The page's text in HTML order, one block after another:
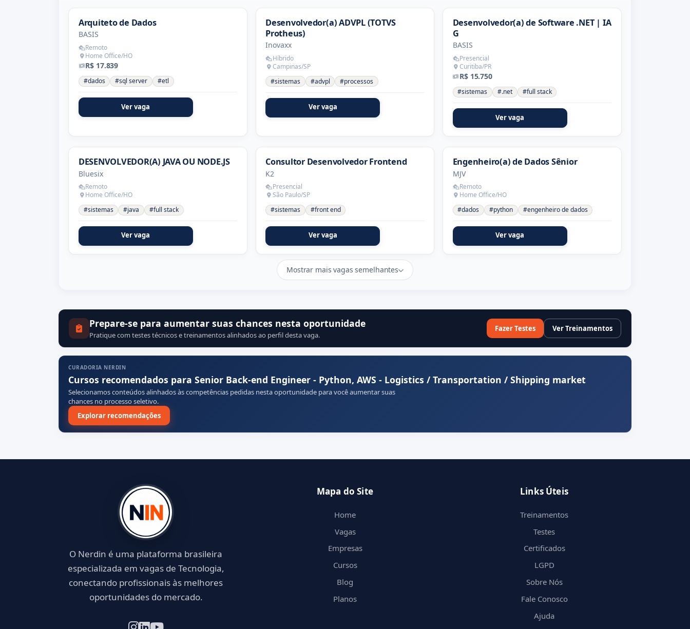
Arquiteto de Dados
BASIS
Remoto
Home Office/HO
R$ 17.839
#dados #sql server #etl
Ver vaga
Desenvolvedor(a) ADVPL (TOTVS
Protheus)
Inovaxx
Híbrido
Campinas/SP
#sistemas
#advpl #processos
Ver vaga
Desenvolvedor(a) de Software .NET | IA
G
BASIS
Presencial
Curitiba/PR
R$ 15.750
#sistemas #.net #full stack
Ver vaga
DESENVOLVEDOR(A) JAVA OU NODE.JS
Bluesix
Remoto
Home Office/HO
#sistemas
#java #full stack
Ver vaga
Consultor Desenvolvedor Frontend
K2
Presencial
São Paulo/SP
#sistemas
#front end
Ver vaga
Engenheiro(a) de Dados Sênior
MJV
Remoto
Home Office/HO
#dados
#python #engenheiro de dados
Ver vaga
Mostrar mais vagas semelhantes
Prepare-se para aumentar suas chances nesta oportunidade
Pratique com testes técnicos e treinamentos alinhados ao perfil desta vaga.
Fazer Testes Ver Treinamentos
CURADORIA NERDIN
Cursos recomendados para Senior Back-end Engineer - Python, AWS - Logistics / Transportation / Shipping market
Selecionamos conteúdos alinhados às competências pedidas nesta oportunidade para você aumentar suas
chances no processo seletivo.
Explorar recomendações
O Nerdin é uma plataforma brasileira
especializada em vagas de Tecnologia,
conectando profissionais às melhores
oportunidades do mercado.
Mapa do Site
Home
Vagas
Empresas
Cursos
Blog
Planos
Links Úteis
Treinamentos
Testes
Certificados
LGPD
Sobre Nós
Fale Conosco
Ajuda